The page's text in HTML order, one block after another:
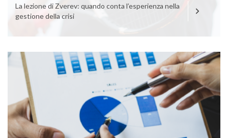
La lezione di Zverev: quando conta l’esperienza nella
gestione della crisi